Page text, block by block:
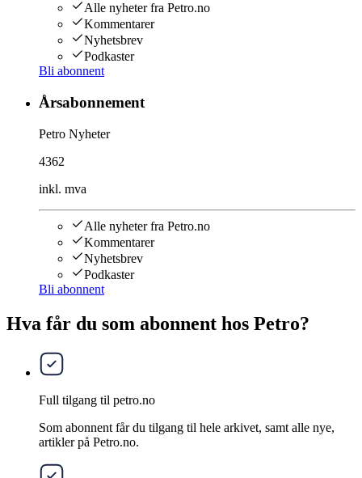
Alle nyheter fra Petro.no
Kommentarer
Nyhetsbrev
Podkaster
Bli abonnent
Årsabonnement
Petro Nyheter
4362
inkl. mva
Alle nyheter fra Petro.no
Kommentarer
Nyhetsbrev
Podkaster
Bli abonnent
Hva får du som abonnent hos Petro?
Full tilgang til petro.no
Som abonnent får du tilgang til hele arkivet, samt alle nye,
artikler på Petro.no.